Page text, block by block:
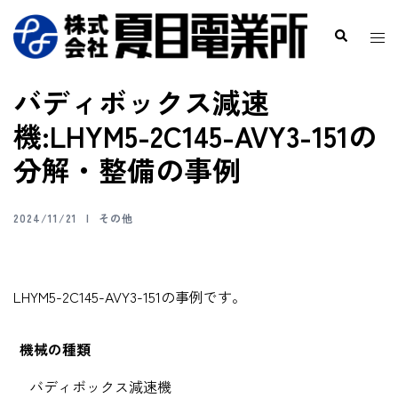
バディボックス減速
機:LHYM5-2C145-AVY3-151の
分解・整備の事例
2024/11/21 その他
LHYM5-2C145-AVY3-151の事例です。
機械の種類
バディボックス減速機